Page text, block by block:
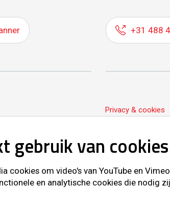
+31 488
Privacy & cookies
gebruik van cookies
cookies om video's van YouTube en
en analytische cookies die